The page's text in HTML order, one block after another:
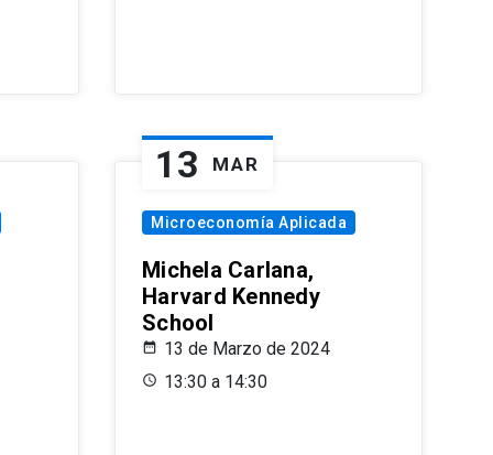
13 MAR
Microeconomía Aplicada
Michela Carlana,
Harvard Kennedy
School
13 de Marzo de 2024
13:30 a 14:30